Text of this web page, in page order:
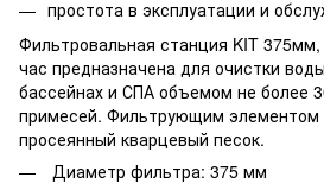
простота в эксплуатации и
Фильтровальная станция KIT
час предназначена для очистки
бассейнах и СПА объемом не более
примесей. Фильтрующим элементом
просеянный кварцевый песок.
Диаметр фильтра: 375 мм